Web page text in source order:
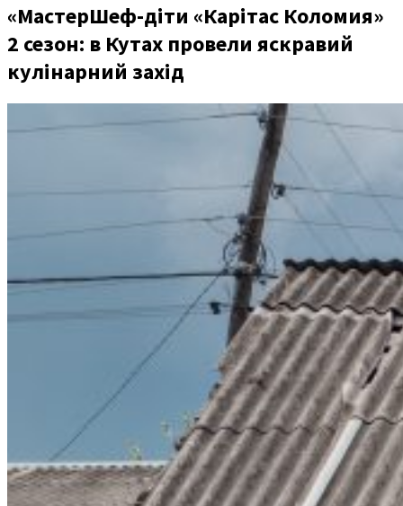
«МастерШеф-діти «Карітас Коломия»
2 сезон: в Кутах провели яскравий
кулінарний захід